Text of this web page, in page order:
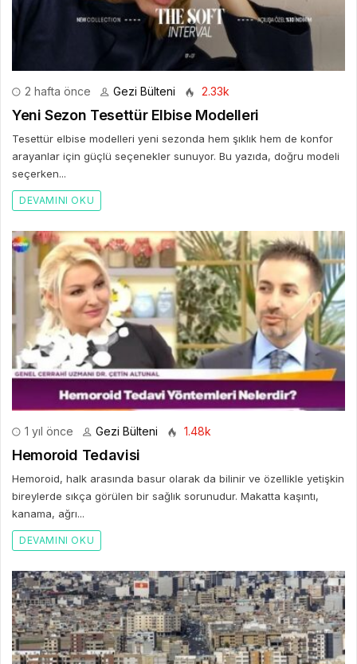
2 hafta önce Gezi Bülteni 2.33k
Yeni Sezon Tesettür Elbise Modelleri
Tesettür elbise modelleri yeni sezonda hem şıklık hem de konfor
arayanlar için güçlü seçenekler sunuyor. Bu yazıda, doğru modeli
seçerken...
DEVAMINI OKU
1 yıl önce Gezi Bülteni 1.48k
Hemoroid Tedavisi
Hemoroid, halk arasında basur olarak da bilinir ve özellikle yetişkin
bireylerde sıkça görülen bir sağlık sorunudur. Makatta kaşıntı,
kanama, ağrı...
DEVAMINI OKU